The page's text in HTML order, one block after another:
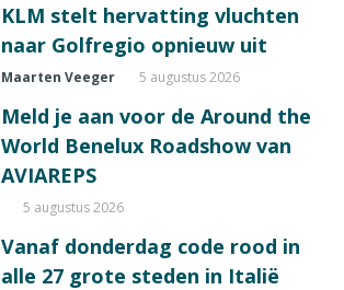
KLM stelt hervatting vluchten
naar Golfregio opnieuw uit
Maarten Veeger 5 augustus 2026
Meld je aan voor de Around the
World Benelux Roadshow van
AVIAREPS
5 augustus 2026
Vanaf donderdag code rood in
alle 27 grote steden in Italië